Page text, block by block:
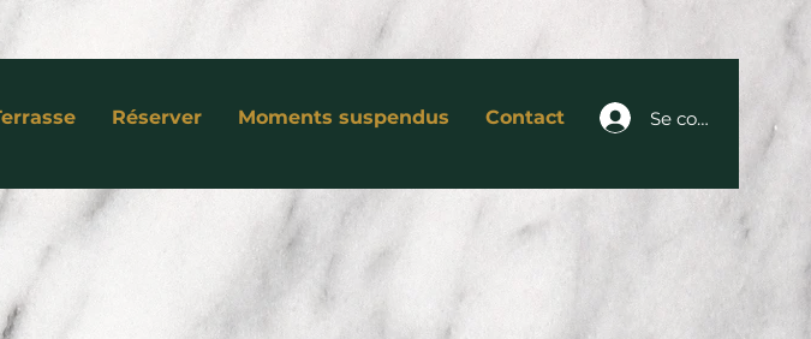
Se connecter
Réserver Moments suspendus Contact